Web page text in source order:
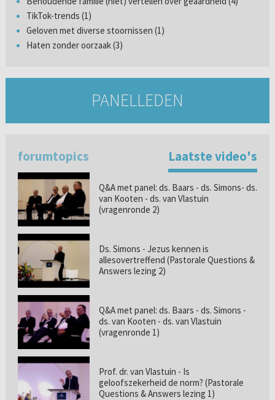
TikTok-trends (1)
Geloven met diverse stoornissen (1)
Haten zonder oorzaak (3)
PANELLEDEN
forumtopics Laatste video's
Q&A met panel: ds. Baars - ds. Simons- ds.
van Kooten - ds. van Vlastuin
(vragenronde 2)
Ds. Simons - Jezus kennen is
allesovertreffend (Pastorale Questions &
Answers lezing 2)
Q&A met panel: ds. Baars - ds. Simons -
ds. van Kooten - ds. van Vlastuin
(vragenronde 1)
Prof. dr. van Vlastuin - Is
geloofszekerheid de norm? (Pastorale
Questions & Answers lezing 1)